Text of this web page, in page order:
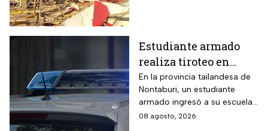
Estudiante armado
realiza tiroteo en
escuela de Tailandia
En la provincia tailandesa de
Nontaburi, un estudiante
armado ingresó a su escuela
y abrió fuego contra
08 agosto, 2026